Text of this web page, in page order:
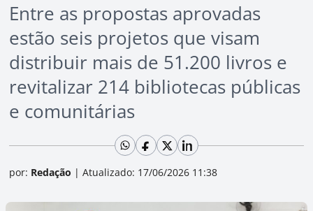
Entre as propostas aprovadas
estão seis projetos que visam
distribuir mais de 51.200 livros e
revitalizar 214 bibliotecas públicas
e comunitárias
por: Redação | Atualizado: 17/06/2026 11:38